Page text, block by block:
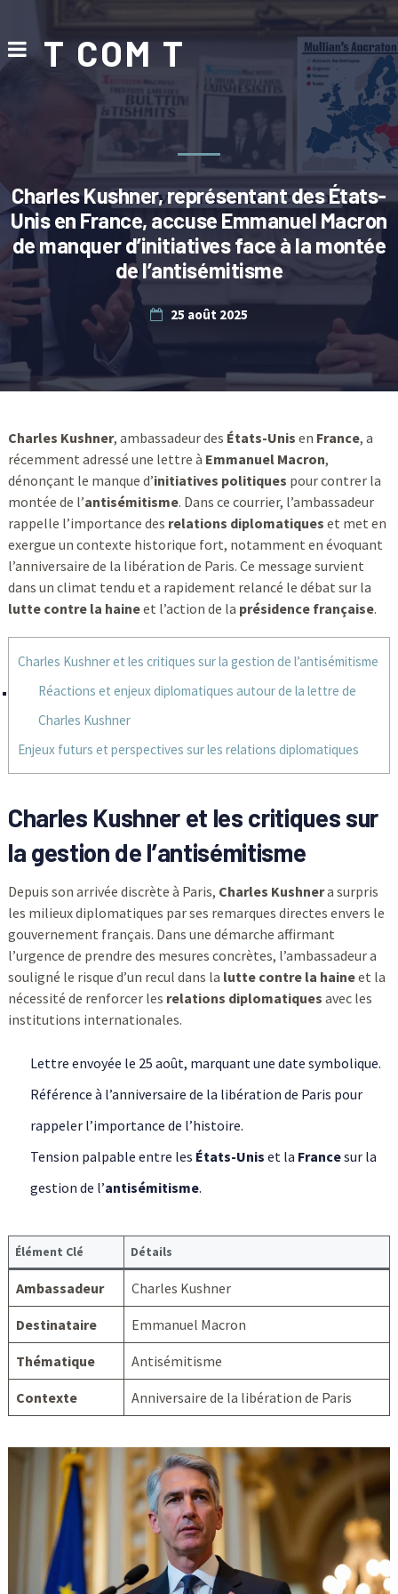
T COM T
Charles Kushner, représentant des États-
Unis en France, accuse Emmanuel Macron
de manquer d’initiatives face à la montée
de l’antisémitisme
25 août 2025
Charles Kushner, ambassadeur des États-Unis en France, a
récemment adressé une lettre à Emmanuel Macron,
dénonçant le manque d’initiatives politiques pour contrer la
montée de l’antisémitisme. Dans ce courrier, l’ambassadeur
rappelle l’importance des relations diplomatiques et met en
exergue un contexte historique fort, notamment en évoquant
l’anniversaire de la libération de Paris. Ce message survient
dans un climat tendu et a rapidement relancé le débat sur la
lutte contre la haineet l’action de la présidence française.
Charles Kushner et les critiques sur la gestion de l’antisémitisme
Réactions et enjeux diplomatiques autour de la lettre de
Charles Kushner
Enjeux futurs et perspectives sur les relations diplomatiques
Charles Kushner et les critiques sur
la gestion de l’antisémitisme
Depuis son arrivée discrète à Paris, Charles Kushnera surpris
les milieux diplomatiques par ses remarques directes envers le
gouvernement français. Dans une démarche affirmant
l’urgence de prendre des mesures concrètes, l’ambassadeur a
souligné le risque d’un recul dans la lutte contre la haineet la
nécessité de renforcer les relations diplomatiques avec les
institutions internationales.
Lettre envoyée le 25 août, marquant une date symbolique.
Référence à l’anniversaire de la libération de Paris pour
rappeler l’importance de l’histoire.
Tension palpable entre les États-Unis et la Francesur la
gestion de l’antisémitisme.
Élément Clé Détails
Ambassadeur Charles Kushner
Destinataire Emmanuel Macron
Thématique Antisémitisme
Contexte Anniversaire de la libération de Paris